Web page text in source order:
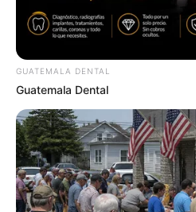
ศาสนาเข้ามาเพิ่มเติม จิตใจเบิ
ช่วงวันที่ 1 – 10
กลายเป็นคน
แนะนำปรึกษา แม้จะดูโกลาหล
แต่ก็รู้สึกอบอุ่นไม่เหงาดี การงา
เป็นหลัก แต่ก็ไม่เหนื่อยเหมือน
เร่งรีบมากนัก ตัวคุณเองก็มีไฟ
เร็ว ช่วงนี้ถ้ากำลังมองหางาน
ธุรกิจก้าวหน้า เหมาะในการข
เงินทองไม่ขัดสน ช่วงนี้อาจตัดสิ
GUATEMALA DENTAL
Guatemala Dental